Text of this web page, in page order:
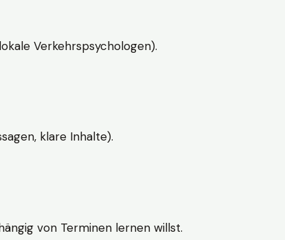
Verkehrspsychologen).
klare Inhalte).
von Terminen lernen willst.